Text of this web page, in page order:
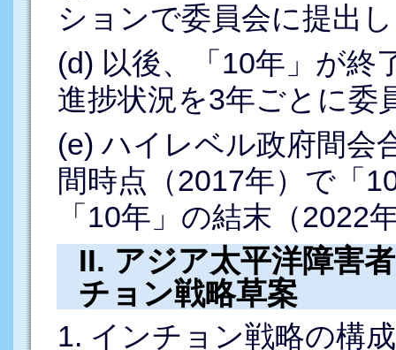
ションで委員会に提出
(d) 以後、「10年」が終
進捗状況を3年ごとに委
(e) ハイレベル政府間会
間時点（2017年）で「
「10年」の結末（2022
II. アジア太平洋障害
チョン戦略草案
1. インチョン戦略の構